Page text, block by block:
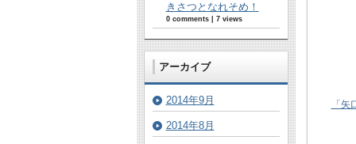
「
きさつとなれそめ！
0 comments| 7 views
アーカイブ
2014年9月
2014年8月